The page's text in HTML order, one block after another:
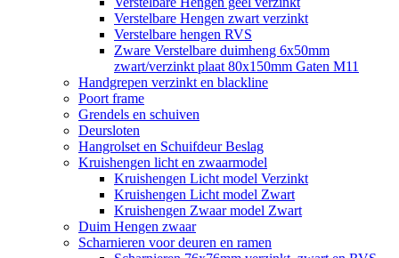
Verstelbare Hengen zwart verzinkt
Verstelbare hengen RVS
Zware Verstelbare duimheng 6x50mm
zwart/verzinkt plaat 80x150mm Gaten M11
Handgrepen verzinkt en blackline
Poort frame
Grendels en schuiven
Deursloten
Hangrolset en Schuifdeur Beslag
Kruishengen licht en zwaarmodel
Kruishengen Licht model Verzinkt
Kruishengen Licht model Zwart
Kruishengen Zwaar model Zwart
Duim Hengen zwaar
Scharnieren voor deuren en ramen